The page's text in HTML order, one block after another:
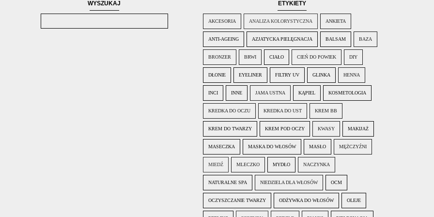
WYSZUKAJ ETYKIETY
AKCESORIA ANALIZA KOLORYSTYCZNA ANKIETA
ANTI-AGEING AZJATYCKA PIELĘGNACJA BALSAM BAZA
BRONZER BRWI CIAŁO CIEŃ DO POWIEK DIY
DŁONIE EYELINER FILTRY UV GLINKA HENNA
INCI INNE JAMA USTNA KĄPIEL KOSMETOLOGIA
KREDKA DO OCZU KREDKA DO UST KREM BB
KREM DO TWARZY KREM POD OCZY KWASY MAKIJAŻ
MASECZKA MASKA DO WŁOSÓW MASŁO MĘŻCZYŹNI
MIEDŹ MLECZKO MYDŁO NACZYNKA
NATURALNE SPA NIEDZIELA DLA WŁOSÓW OCM
OCZYSZCZANIE TWARZY ODŻYWKA DO WŁOSÓW OLEJE